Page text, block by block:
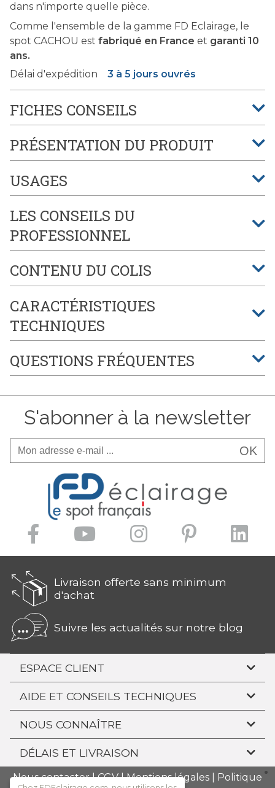
dans n'importe quelle pièce.
Comme l'ensemble de la gamme FD Eclairage, le
spot CACHOU est fabriqué en France et garanti 10
ans.
Délai d'expédition
3 à 5 jours ouvrés
FICHES CONSEILS
PRÉSENTATION DU PRODUIT
USAGES
LES CONSEILS DU
PROFESSIONNEL
CONTENU DU COLIS
CARACTÉRISTIQUES
TECHNIQUES
QUESTIONS FRÉQUENTES
S'abonner à la newsletter
OK
Livraison offerte sans minimum
d'achat
Suivre les actualités sur notre blog
ESPACE CLIENT
AIDE ET CONSEILS TECHNIQUES
NOUS CONNAÎTRE
DÉLAIS ET LIVRAISON
Nous contacter|CGV|Mentions légales
Politique